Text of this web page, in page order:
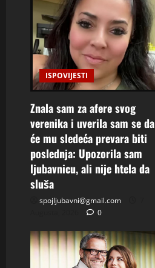
ISPOVIJESTI
Znala sam za afere svog
verenika i uverila sam se da
će mu sledeća prevara biti
poslednja: Upozorila sam
ljubavnicu, ali nije htela da
sluša
spojljubavni@gmail.com
0